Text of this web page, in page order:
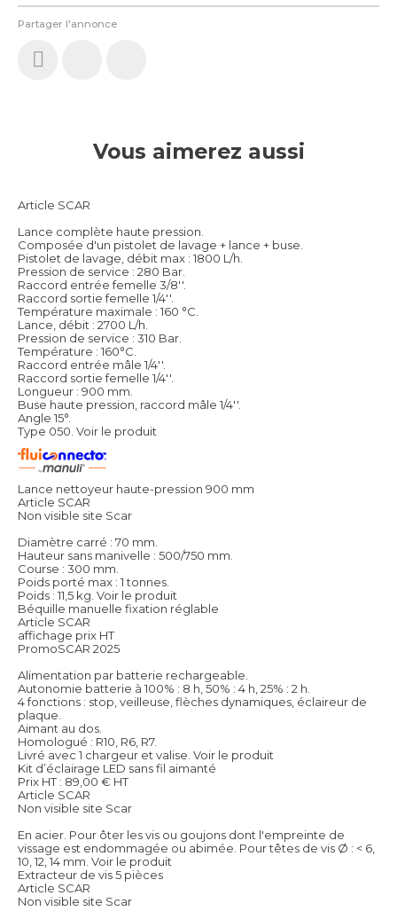
Partager l'annonce
Vous aimerez aussi
Article SCAR
Lance complète haute pression.
Composée d'un pistolet de lavage + lance + buse.
Pistolet de lavage, débit max : 1800 L/h.
Pression de service : 280 Bar.
Raccord entrée femelle 3/8''.
Raccord sortie femelle 1/4''.
Température maximale : 160 °C.
Lance, débit : 2700 L/h.
Pression de service : 310 Bar.
Température : 160°C.
Raccord entrée mâle 1/4''.
Raccord sortie femelle 1/4''.
Longueur : 900 mm.
Buse haute pression, raccord mâle 1/4''.
Angle 15°.
Type 050. Voir le produit
Lance nettoyeur haute-pression 900 mm
Article SCAR
Non visible site Scar
Diamètre carré : 70 mm.
Hauteur sans manivelle : 500/750 mm.
Course : 300 mm.
Poids porté max : 1 tonnes.
Poids : 11,5 kg. Voir le produit
Béquille manuelle fixation réglable
Article SCAR
affichage prix HT
PromoSCAR 2025
Alimentation par batterie rechargeable.
Autonomie batterie à 100% : 8 h, 50% : 4 h, 25% : 2 h.
4 fonctions : stop, veilleuse, flèches dynamiques, éclaireur de
plaque.
Aimant au dos.
Homologué : R10, R6, R7.
Livré avec 1 chargeur et valise. Voir le produit
Kit d’éclairage LED sans fil aimanté
Prix HT : 89,00 € HT
Article SCAR
Non visible site Scar
En acier. Pour ôter les vis ou goujons dont l'empreinte de
vissage est endommagée ou abimée. Pour têtes de vis Ø : < 6,
10, 12, 14 mm. Voir le produit
Extracteur de vis 5 pièces
Article SCAR
Non visible site Scar